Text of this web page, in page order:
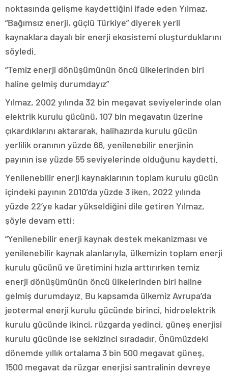
noktasında gelişme kaydettiğini ifade eden Yılmaz,
“Bağımsız enerji, güçlü Türkiye” diyerek yerli
kaynaklara dayalı bir enerji ekosistemi oluşturduklarını
söyledi.
“Temiz enerji dönüşümünün öncü ülkelerinden biri
haline gelmiş durumdayız”
Yılmaz, 2002 yılında 32 bin megavat seviyelerinde olan
elektrik kurulu gücünü, 107 bin megavatın üzerine
çıkardıklarını aktararak, halihazırda kurulu gücün
yerlilik oranının yüzde 66, yenilenebilir enerjinin
payının ise yüzde 55 seviyelerinde olduğunu kaydetti.
Yenilenebilir enerji kaynaklarının toplam kurulu gücün
içindeki payının 2010’da yüzde 3 iken, 2022 yılında
yüzde 22’ye kadar yükseldiğini dile getiren Yılmaz,
şöyle devam etti:
“Yenilenebilir enerji kaynak destek mekanizması ve
yenilenebilir kaynak alanlarıyla, ülkemizin toplam enerji
kurulu gücünü ve üretimini hızla arttırırken temiz
enerji dönüşümünün öncü ülkelerinden biri haline
gelmiş durumdayız. Bu kapsamda ülkemiz Avrupa’da
jeotermal enerji kurulu gücünde birinci, hidroelektrik
kurulu gücünde ikinci, rüzgarda yedinci, güneş enerjisi
kurulu gücünde ise sekizinci sıradadır. Önümüzdeki
dönemde yıllık ortalama 3 bin 500 megavat güneş,
1500 megavat da rüzgar enerjisi santralinin devreye